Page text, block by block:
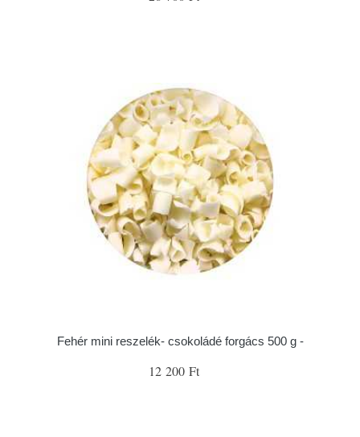
Fehér mini reszelék- csokoládé forgács 500 g -
12 200 Ft